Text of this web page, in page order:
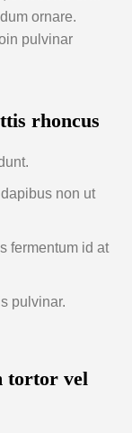
ornare.
pulvinar
rhoncus
non ut
fermentum id at
pulvinar.
tortor vel